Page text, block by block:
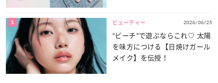
5 ビューティー 2026/06/25
“ビーチ”で遊ぶならこれ♡ 太陽
を味方につける【日焼けガール
メイク】を伝授！